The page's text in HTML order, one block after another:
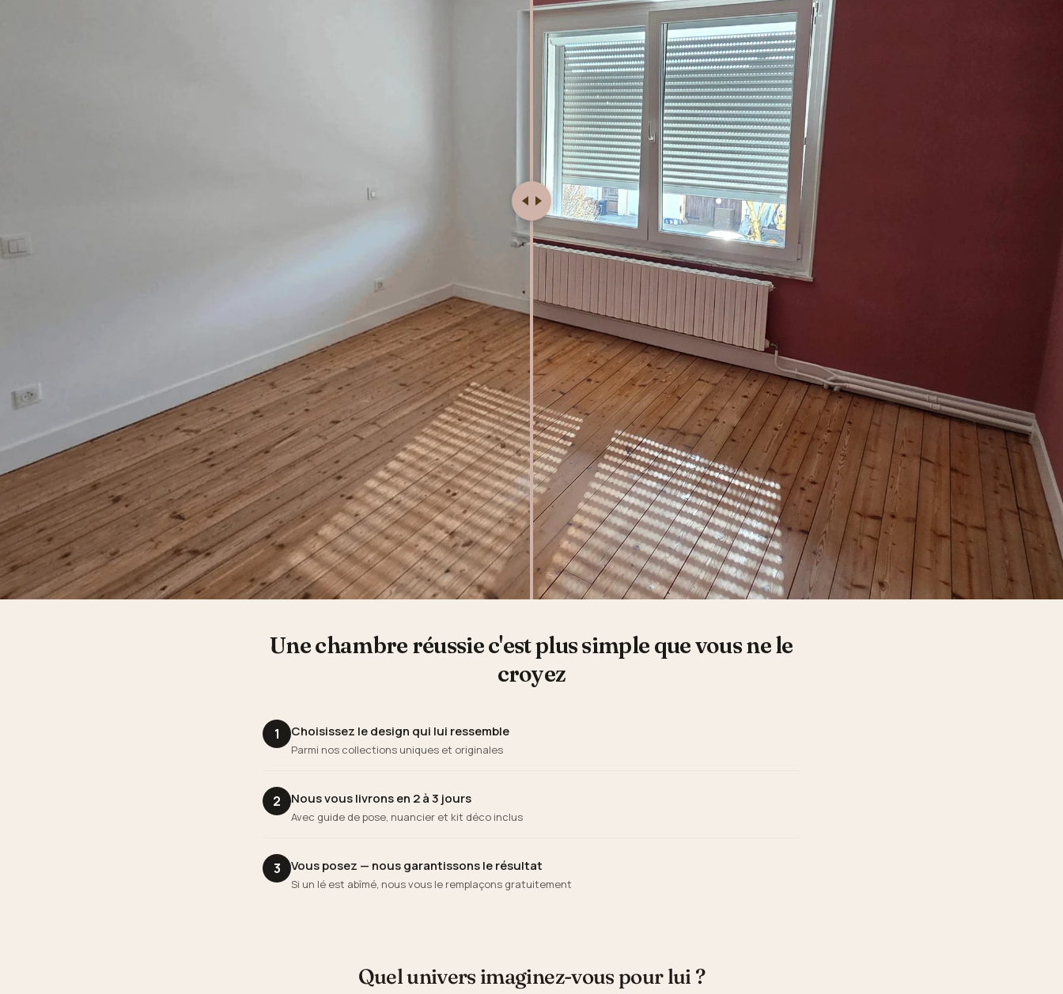
Une chambre réussie c'est plus simple que vous ne le
croyez
1 Choisissez le design qui lui ressemble
Parmi nos collections uniques et originales
2 Nous vous livrons en 2 à 3 jours
Avec guide de pose, nuancier et kit déco inclus
3 Vous posez — nous garantissons le résultat
Si un lé est abîmé, nous vous le remplaçons gratuitement
Quel univers imaginez-vous pour lui ?